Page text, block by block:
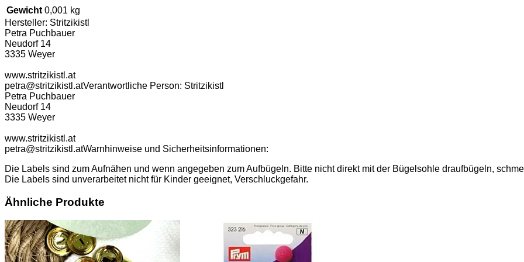
Gewicht 0,001 kg
Hersteller: Stritzikistl
Petra Puchbauer
Neudorf 14
3335 Weyer
www.stritzikistl.at
petra@stritzikistl.atVerantwortliche Person: Stritzikistl
Petra Puchbauer
Neudorf 14
3335 Weyer
www.stritzikistl.at
petra@stritzikistl.atWarnhinweise und Sicherheitsinformationen:
Die Labels sind zum Aufnähen und wenn angegeben zum Aufbügeln. Bitte nicht direkt mit der Bügelsohle draufbügeln,
Die Labels sind unverarbeitet nicht für Kinder geeignet, Verschluckgefahr.
Ähnliche Produkte